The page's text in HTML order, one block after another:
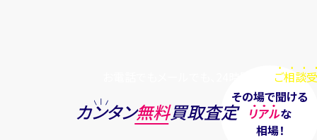
ご相談
その場で聞ける
リアルな
相場！
カンタン無料買取査定